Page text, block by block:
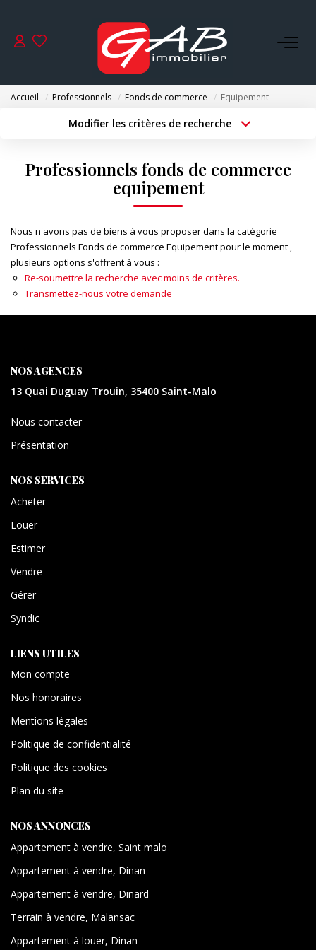
ACHETER
SYNDIC
GESTION
NOS AGENCES
Accueil Professionnels Fonds de commerce Equipement
Modifier les critères de recherche
Type de bien
Surface min
Créer une alerte
Professionnels fonds de commerce
equipement
Nous n'avons pas de biens à vous proposer dans la catégorie
Professionnels Fonds de commerce Equipement pour le moment ,
plusieurs options s'offrent à vous :
Re-soumettre la recherche avec moins de critères.
Transmettez-nous votre demande
NOS AGENCES
13 Quai Duguay Trouin, 35400 Saint-Malo
Nous contacter
Présentation
NOS SERVICES
Acheter
Louer
Estimer
Vendre
Gérer
Syndic
LIENS UTILES
Mon compte
Nos honoraires
Mentions légales
Politique de confidentialité
Politique des cookies
Plan du site
NOS ANNONCES
Appartement à vendre, Saint malo
Appartement à vendre, Dinan
Appartement à vendre, Dinard
Terrain à vendre, Malansac
Appartement à louer, Dinan